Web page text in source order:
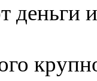
деньги